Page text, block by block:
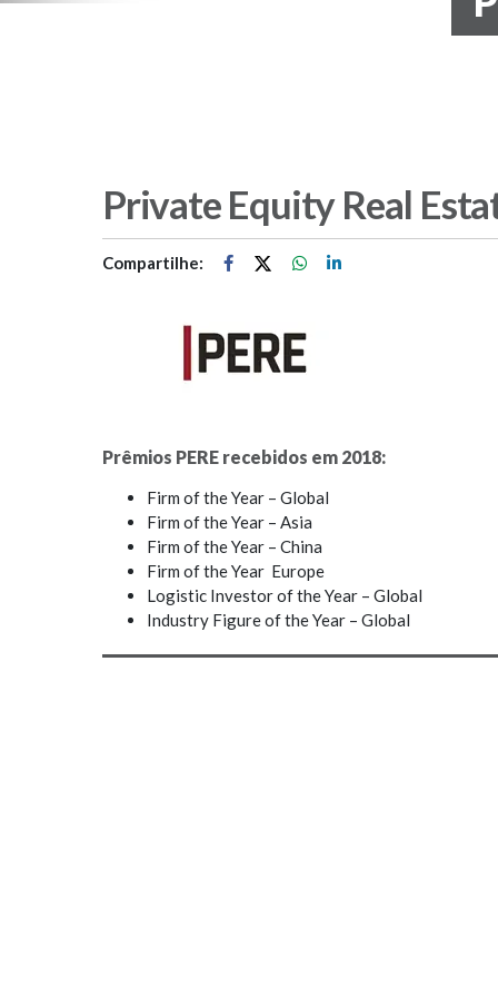
Private Equity Real
Compartilhe:
Prêmios PERE recebidos em 2018:
Firm of the Year – Global
Firm of the Year – Asia
Firm of the Year – China
Firm of the Year Europe
Logistic Investor of the Year – Global
Industry Figure of the Year – Global